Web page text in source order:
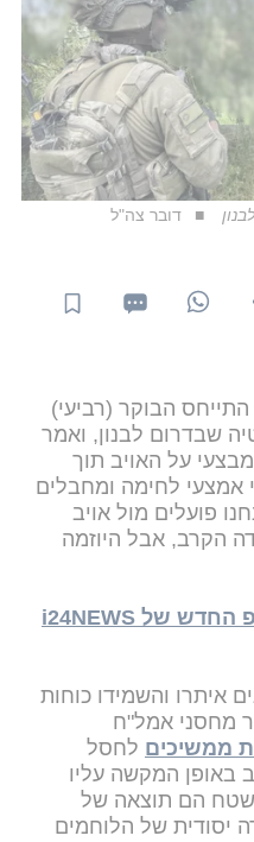
דובר צה"ל
הבוקר (רביעי)
שבדרום לבנון, ואמר
על האויב תוך
אמצעי לחימה ומחבלים
פועלים מול אויב
הקרב, אבל היוזמה
>>> הצטרפו לערוץ הווטסאפ החדש של i24NEWS
איתרו והשמידו כוחות
מחסני אמל"ח
ממשיכים לחסל
באופן המקשה עליו
הם תוצאה של
יסודית של הלוחמים